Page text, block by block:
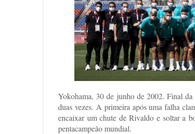
Yokohama, 30 de junho de 2002. Final
duas vezes. A primeira após uma falha
encaixar um chute de Rivaldo e soltar a
pentacampeão mundial.